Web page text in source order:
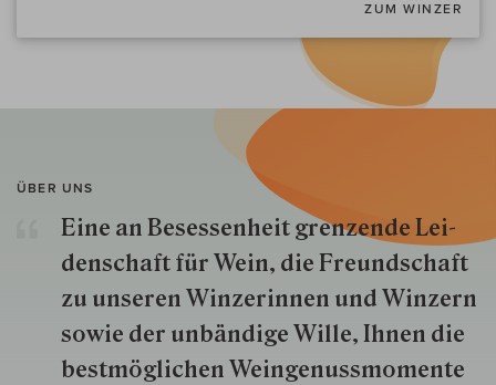
ZUM WINZER
ÜBER UNS
Eine an Besessenheit gren­zende Lei­
den­schaft für Wein, die Freund­schaft
zu unseren Win­zer­innen und Win­zern
so­wie der un­bän­dige Wille, Ihnen die
best­mög­lich­en Wein­genuss­momente